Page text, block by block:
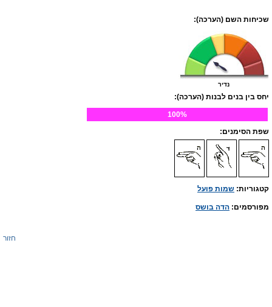
שכיחות השם (הערכה):
נדיר
יחס בין בנים לבנות (הערכה):
100%
שפת הסימנים:
קטגוריות: שמות פועל
מפורסמים: הדה בושס
חזור